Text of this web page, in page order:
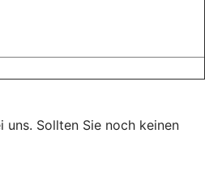
Sollten Sie noch keinen